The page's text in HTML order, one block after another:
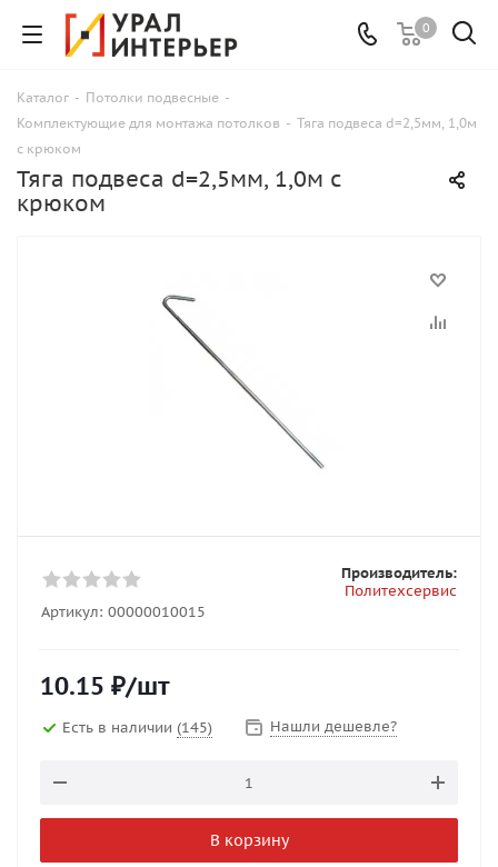
0
Каталог - Потолки подвесные -
Комплектующие для монтажа потолков - Тяга подвеса d=2,5мм, 1,0м
с крюком
Тяга подвеса d=2,5мм, 1,0м с
крюком
Артикул: 00000010015
Производитель:
Политехсервис
10.15 ₽/шт
Есть в наличии (145) Нашли дешевле?
В корзину